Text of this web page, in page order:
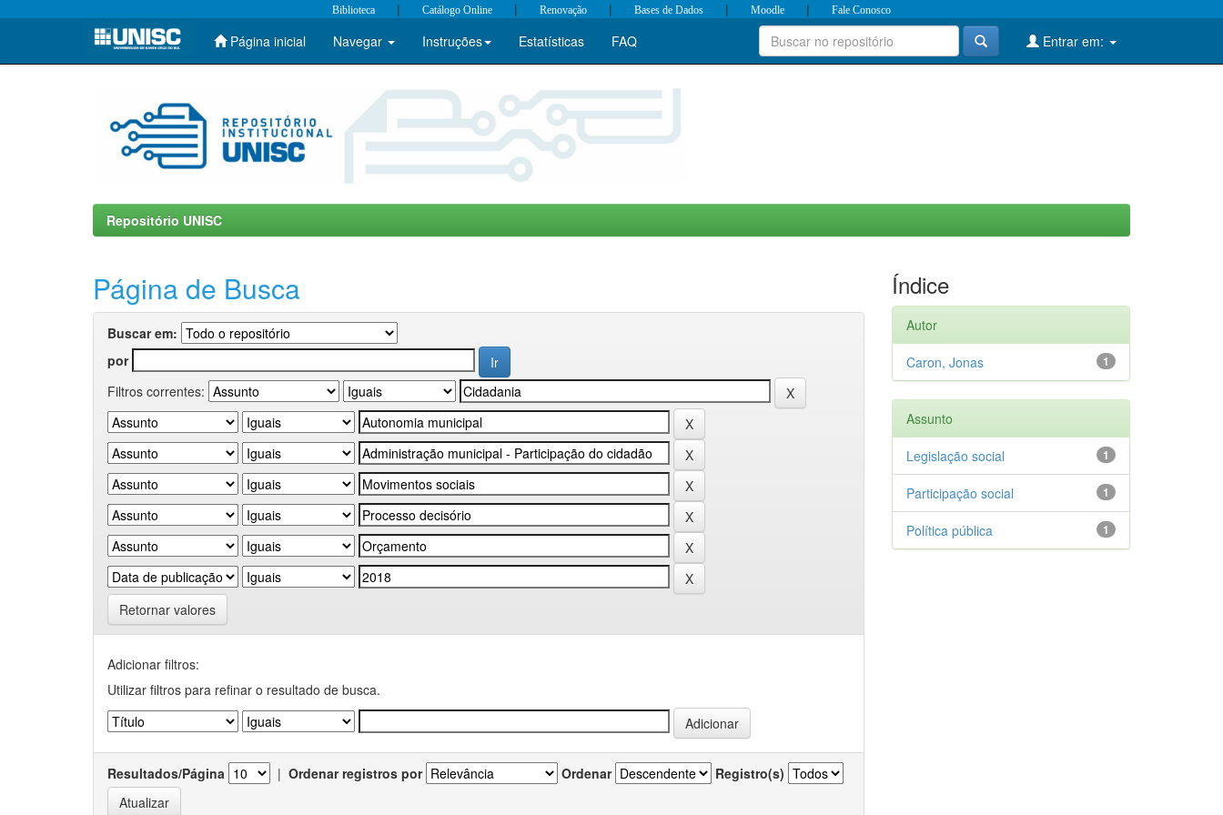
Skip
Biblioteca | Catálogo Online | Renovação | Bases de Dados | Moodle | Fale Conosco
Página inicial Navegar Instruções Estatísticas FAQ Entrar em:
Repositório UNISC
Página de Busca
Buscar em:
por
Filtros correntes:
Retornar valores
Adicionar filtros:
Utilizar filtros para refinar o resultado de busca.
Resultados/Página | Ordenar registros por Ordenar Registro(s)
Índice
Autor
1
Caron, Jonas
Assunto
1
Legislação social
1
Participação social
1
Política pública